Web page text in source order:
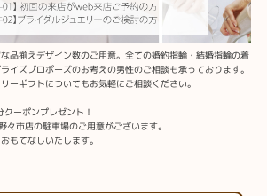
品揃えデザイン数のご用意。全ての婚約指輪・結婚指輪の着
イズプロポーズのお考えの男性のご相談も承っております。
ーギフトについてもお気軽にご相談ください。
ーポンプレゼント！
市店の駐車場のご用意がございます。
もてなしいたします。